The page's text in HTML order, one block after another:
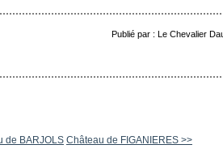
Publié par : Le Chevalier
de BARJOLS Château de FIGANIERES >>